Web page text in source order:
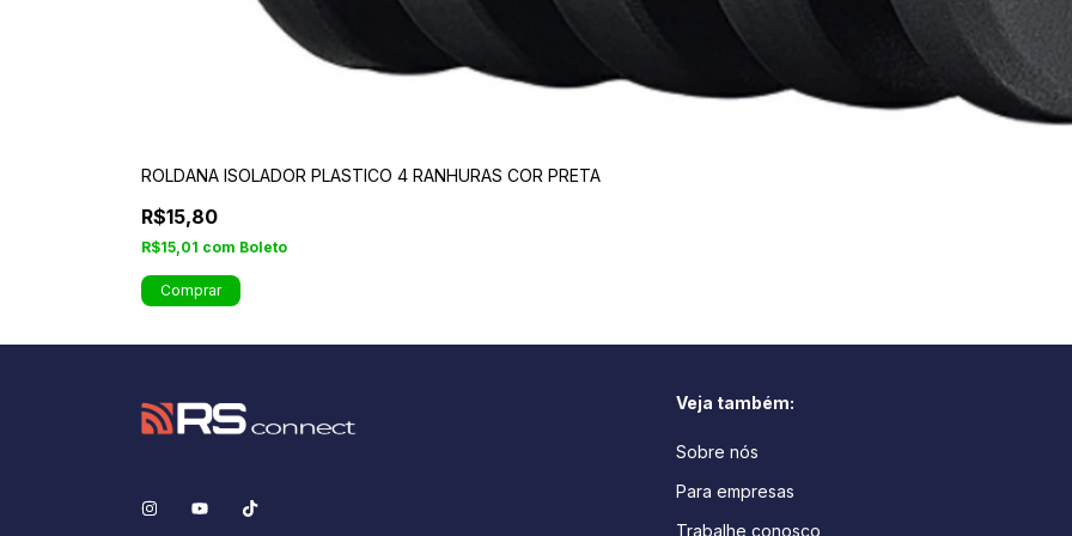
ROLDANA ISOLADOR PLASTICO 4 RANHURAS COR PRETA
R$15,80
R$15,01 com Boleto
Comprar
Veja também:
Sobre nós
Para empresas
Trabalhe conosco